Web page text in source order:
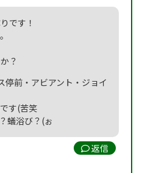
です！
？
停前・アビアント・ジョイ
す(苦笑
蟻浴び？(ぉ
返信